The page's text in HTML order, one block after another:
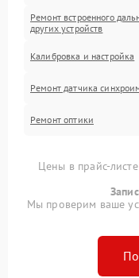
Ремонт встроенного
других устройств
Калибровка и настройка
Ремонт датчика
Ремонт оптики
Цены в прайс-
Мы проверим ваше